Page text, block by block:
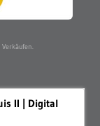
II | Digital